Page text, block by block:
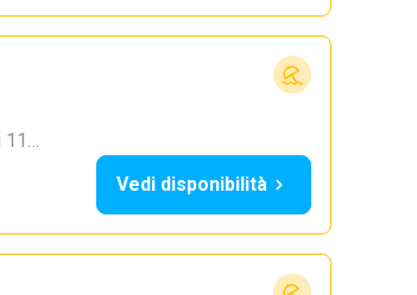
11…
Vedi disponibilità